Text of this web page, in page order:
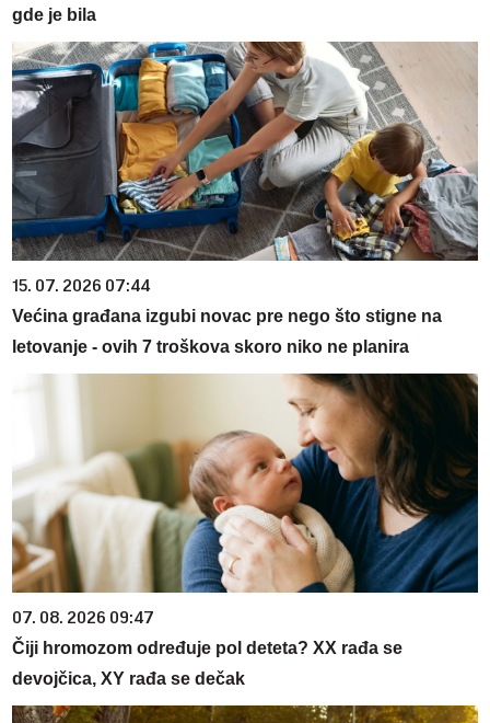
gde je bila
15. 07. 2026 07:44
Većina građana izgubi novac pre nego što stigne na
letovanje - ovih 7 troškova skoro niko ne planira
07. 08. 2026 09:47
Čiji hromozom određuje pol deteta? XX rađa se
devojčica, XY rađa se dečak